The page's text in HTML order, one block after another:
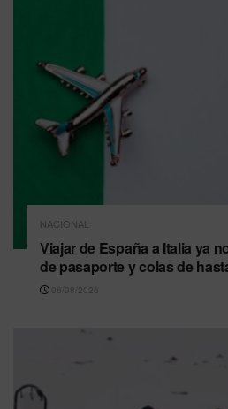
NACIONAL
Viajar de España a Italia ya
de pasaporte y colas de
06/08/2026